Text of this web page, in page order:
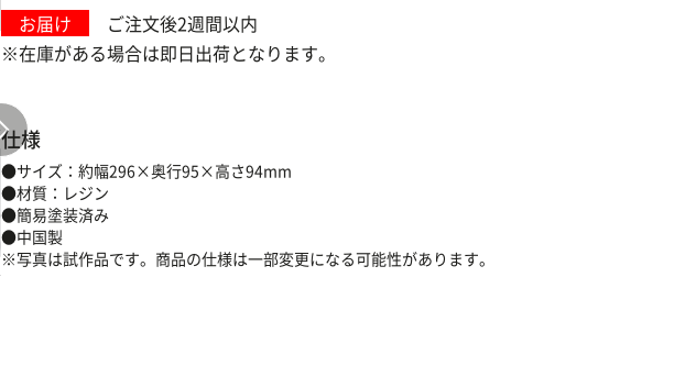
お届け
ご注文後2週間以内
※在庫がある場合は即日出荷となります。
仕様
●サイズ：約幅296×奥行95×高さ94mm
●材質：レジン
●簡易塗装済み
●中国製
※写真は試作品です。商品の仕様は一部変更になる可能性があります。